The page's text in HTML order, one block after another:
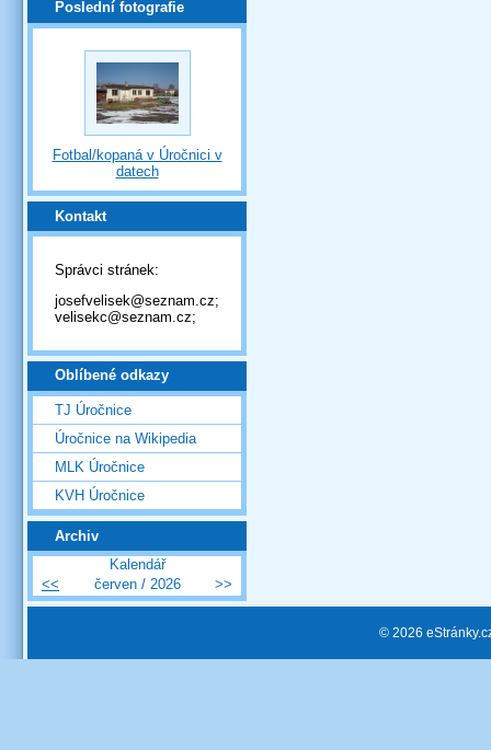
Poslední fotografie
Fotbal/kopaná v Úročnici v
datech
Kontakt
Správci stránek:
josefvelisek@seznam.cz;
velisekc@seznam.cz;
Oblíbené odkazy
TJ Úročnice
Úročnice na Wikipedia
MLK Úročnice
KVH Úročnice
Archiv
Kalendář
<<
červen / 2026 >>
© 2026